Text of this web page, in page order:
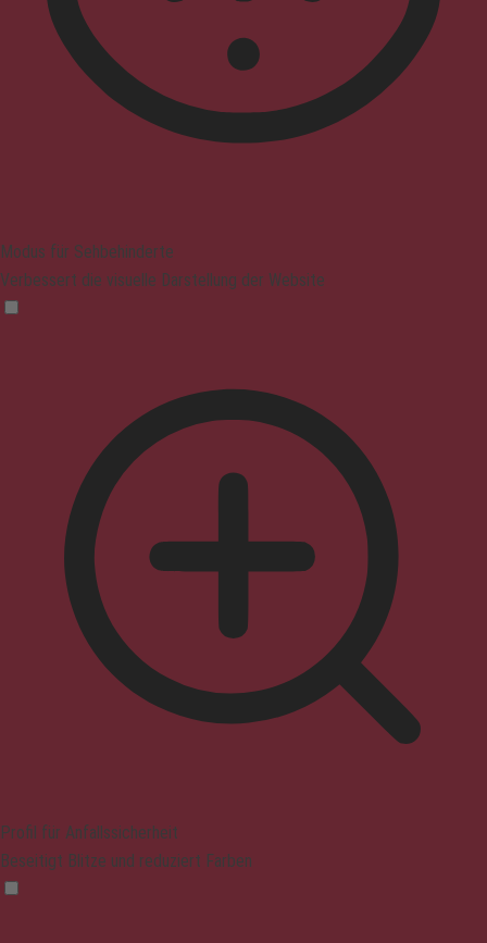
Modus für Sehbehinderte
Verbessert die visuelle Darstellung der Website
Profil für Anfallssicherheit
Beseitigt Blitze und reduziert Farben